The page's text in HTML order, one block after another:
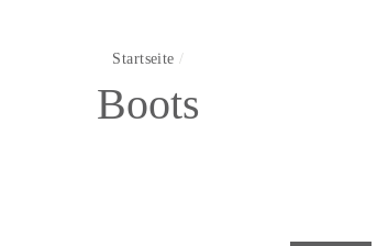
Startseite /
Boots